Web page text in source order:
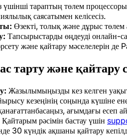
үшінші тараптың төлем
саясатымен келісесіз.
Өзекті, толық және дұрыс төлем
Тапсырыстарды өңдеуді
және қайтару мәселелерін де
тарту және қайтару
Жазылымыңызды кез келген
кезеңінің соңында күшіне
ағымдағы есеп
рәсімін бастау үшін
30 күндік ақшаны қайтару